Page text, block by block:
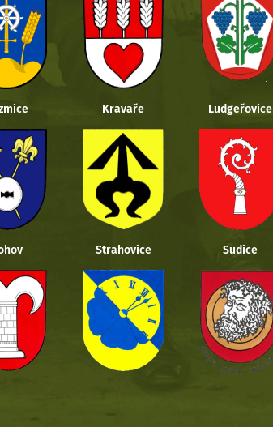
Kravaře Ludgeřovice
Strahovice Sudice